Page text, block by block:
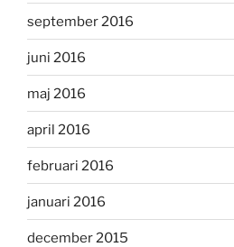
september 2016
juni 2016
maj 2016
april 2016
februari 2016
januari 2016
december 2015